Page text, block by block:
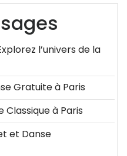
l’univers de la
Gratuite à Paris
Classique à Paris
et Danse